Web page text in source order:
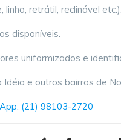
linho, retrátil, reclinável etc.).
disponíveis.
uniformizados e
Idéia e outros bairros de
(21) 98103-2720